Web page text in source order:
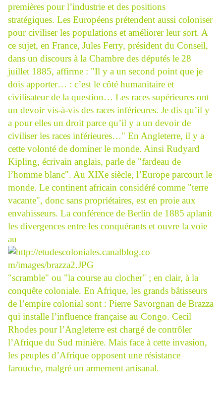
premières pour l’industrie et des positions
stratégiques. Les Européens prétendent aussi coloniser
pour civiliser les populations et améliorer leur sort. A
ce sujet, en France, Jules Ferry, président du Conseil,
dans un discours à la Chambre des députés le 28
juillet 1885, affirme : "Il y a un second point que je
dois apporter… : c’est le côté humanitaire et
civilisateur de la question… Les races supérieures ont
un devoir vis-à-vis des races inférieures. Je dis qu’il y
a pour elles un droit parce qu’il y a un devoir de
civiliser les races inférieures…" En Angleterre, il y a
cette volonté de dominer le monde. Ainsi Rudyard
Kipling, écrivain anglais, parle de "fardeau de
l’homme blanc". Au XIXe siècle, l’Europe parcourt le
monde. Le continent africain considéré comme "terre
vacante", donc sans propriétaires, est en proie aux
envahisseurs. La conférence de Berlin de 1885 aplanit
les divergences entre les conquérants et ouvre la voie
au
"scramble" ou "la course au clocher" ; en clair, à la
conquête coloniale. En Afrique, les grands bâtisseurs
de l’empire colonial sont : Pierre Savorgnan de Brazza
qui installe l’influence française au Congo. Cecil
Rhodes pour l’Angleterre est chargé de contrôler
l’Afrique du Sud minière. Mais face à cette invasion,
les peuples d’Afrique opposent une résistance
farouche, malgré un armement artisanal.